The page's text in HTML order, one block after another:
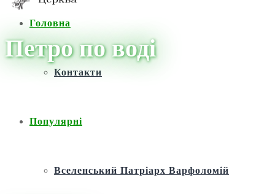
Головна
Контакти
Популярні
Вселенський Патріарх Варфоломій
Петро по воді